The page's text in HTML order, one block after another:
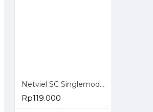
Netviel SC Singlemode APC Connector Epoxy Simplex
Rp119.000